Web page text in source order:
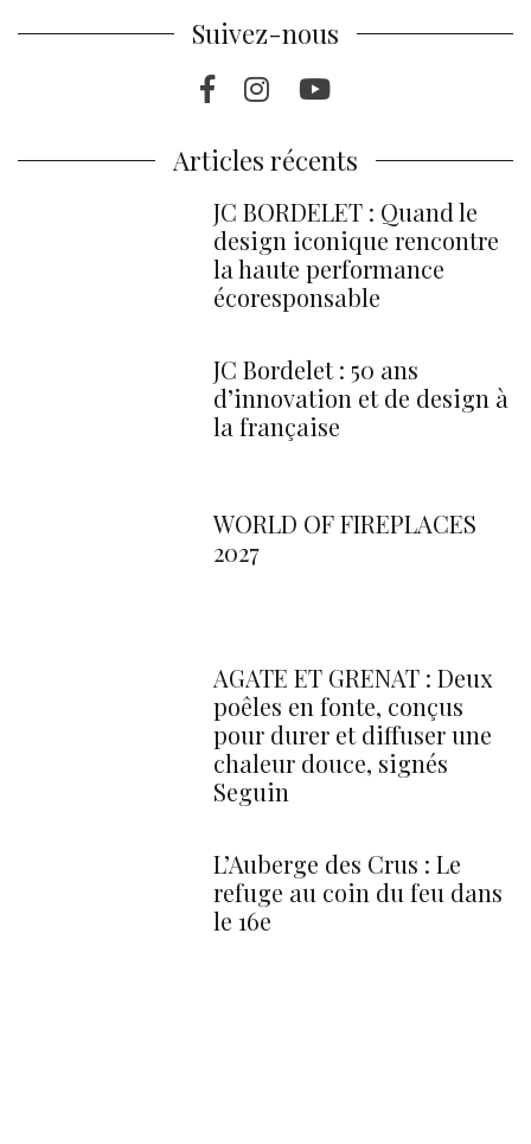
Suivez-nous
Facebook
Instragram
Youtube
Articles récents
JC BORDELET : Quand le
design iconique rencontre
la haute performance
écoresponsable
JC Bordelet : 50 ans
d’innovation et de design à
la française
WORLD OF FIREPLACES
2027
AGATE ET GRENAT : Deux
poêles en fonte, conçus
pour durer et diffuser une
chaleur douce, signés
Seguin
L’Auberge des Crus : Le
refuge au coin du feu dans
le 16e